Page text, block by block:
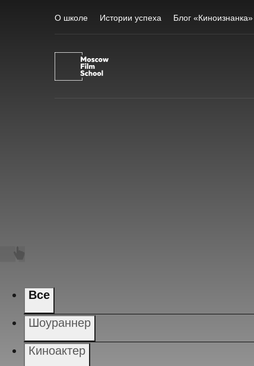
О школе Истории успеха Блог «Киноизнанка»
Все
Шоураннер
Киноактер